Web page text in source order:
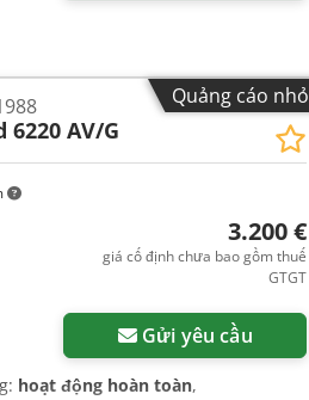
Quảng cáo nhỏ
6220 AV/G
3.200 €
giá cố định chưa bao gồm thuế
GTGT
Gửi yêu cầu
hoạt động hoàn toàn,